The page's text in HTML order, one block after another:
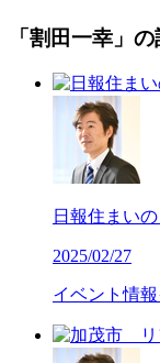
「割田一幸」
日報住まい
2025/02/27
イベント情報